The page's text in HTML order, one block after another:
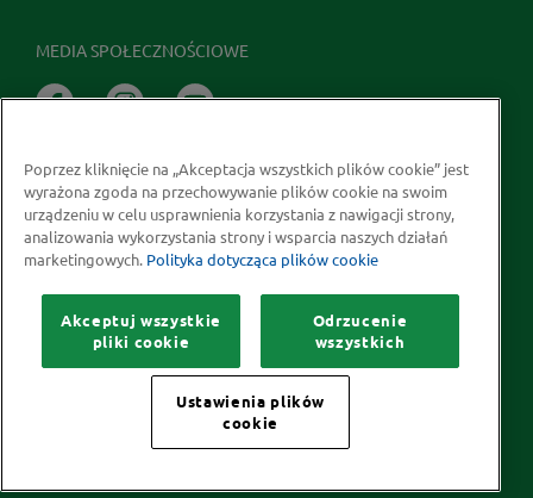
MEDIA SPOŁECZNOŚCIOWE
Prawa autorskie © 2026 McCormick Polska S.A.
Informacje na temat ochrony prywatności
Polityka dotycząca plików cookie
Kontakt Mapa Strony
Poprzez kliknięcie na „Akceptacja wszystkich plików cookie” jest
wyrażona zgoda na przechowywanie plików cookie na swoim
urządzeniu w celu usprawnienia korzystania z nawigacji strony,
analizowania wykorzystania strony i wsparcia naszych działań
marketingowych. Polityka dotycząca plików cookie
Akceptuj wszystkie
pliki cookie
Odrzucenie
wszystkich
Ustawienia plików
cookie